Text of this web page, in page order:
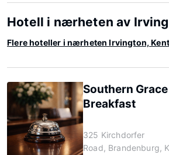
Hotell i nærheten av
Flere hoteller i nærheten Irvington,
Southern
Breakfast
325 Kirchdorfer
Road, Brandenburg,